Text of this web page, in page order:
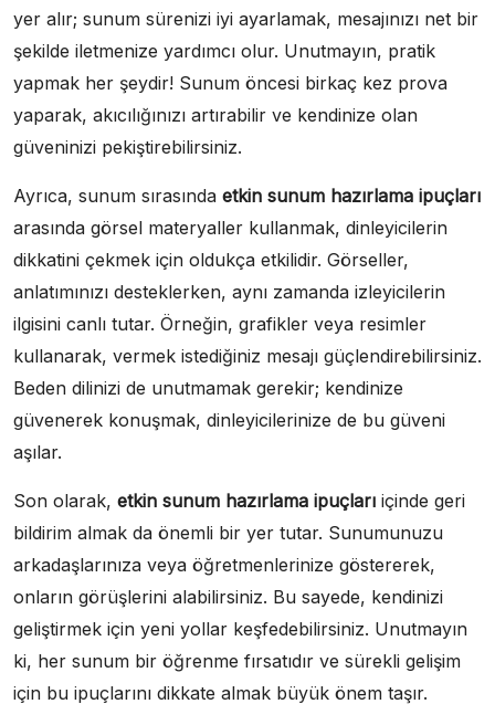
yer alır; sunum sürenizi iyi ayarlamak, mesajınızı net bir
şekilde iletmenize yardımcı olur. Unutmayın, pratik
yapmak her şeydir! Sunum öncesi birkaç kez prova
yaparak, akıcılığınızı artırabilir ve kendinize olan
güveninizi pekiştirebilirsiniz.
Ayrıca, sunum sırasında etkin sunum hazırlama ipuçları
arasında görsel materyaller kullanmak, dinleyicilerin
dikkatini çekmek için oldukça etkilidir. Görseller,
anlatımınızı desteklerken, aynı zamanda izleyicilerin
ilgisini canlı tutar. Örneğin, grafikler veya resimler
kullanarak, vermek istediğiniz mesajı güçlendirebilirsiniz.
Beden dilinizi de unutmamak gerekir; kendinize
güvenerek konuşmak, dinleyicilerinize de bu güveni
aşılar.
Son olarak, etkin sunum hazırlama ipuçları içinde geri
bildirim almak da önemli bir yer tutar. Sunumunuzu
arkadaşlarınıza veya öğretmenlerinize göstererek,
onların görüşlerini alabilirsiniz. Bu sayede, kendinizi
geliştirmek için yeni yollar keşfedebilirsiniz. Unutmayın
ki, her sunum bir öğrenme fırsatıdır ve sürekli gelişim
için bu ipuçlarını dikkate almak büyük önem taşır.